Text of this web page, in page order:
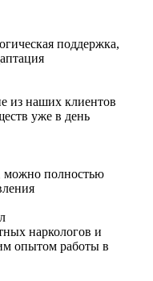
поддержка,
из наших клиентов
уже в день
можно полностью
наркологов и
опытом работы в